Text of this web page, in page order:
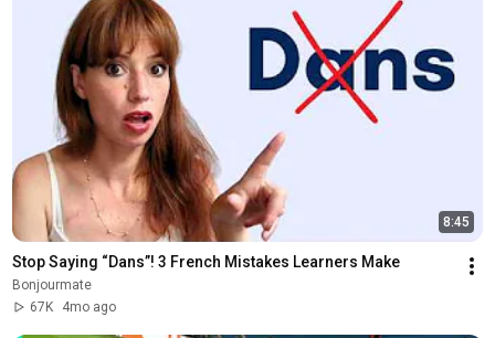
8:45
Stop Saying “Dans”! 3 French Mistakes Learners Make
Bonjourmate
67K
4mo ago